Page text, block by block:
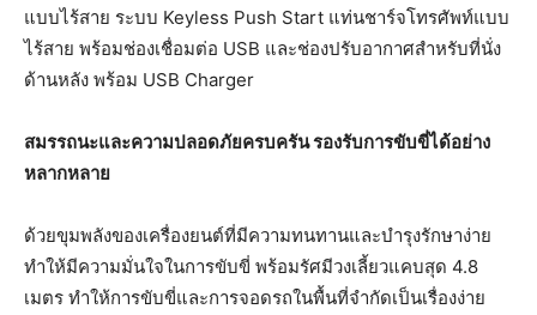
แบบไร้สาย ระบบ Keyless Push Start แท่นชาร์จโทรศัพท์แบบ
ไร้สาย พร้อมช่องเชื่อมต่อ USB และช่องปรับอากาศสำหรับที่นั่ง
ด้านหลัง พร้อม USB Charger
สมรรถนะและความปลอดภัยครบครันรองรับการขับขี่ได้อย่าง
หลากหลาย
ด้วยขุมพลังของเครื่องยนต์ที่มีความทนทานและบำรุงรักษาง่าย
ทำให้มีความมั่นใจในการขับขี่ พร้อมรัศมีวงเลี้ยวแคบสุด 4.8
เมตร ทำให้การขับขี่และการจอดรถในพื้นที่จำกัดเป็นเรื่องง่าย